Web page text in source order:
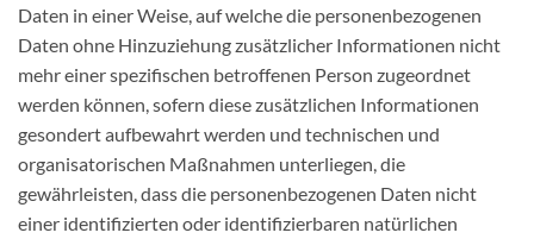
Daten in einer Weise, auf welche die personenbezogenen
Daten ohne Hinzuziehung zusätzlicher Informationen nicht
mehr einer spezifischen betroffenen Person zugeordnet
werden können, sofern diese zusätzlichen Informationen
gesondert aufbewahrt werden und technischen und
organisatorischen Maßnahmen unterliegen, die
gewährleisten, dass die personenbezogenen Daten nicht
einer identifizierten oder identifizierbaren natürlichen